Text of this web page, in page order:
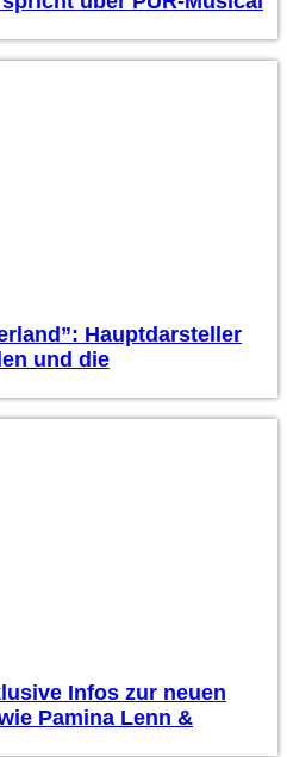
Hauptdarsteller
und die
Infos zur neuen
Pamina Lenn &